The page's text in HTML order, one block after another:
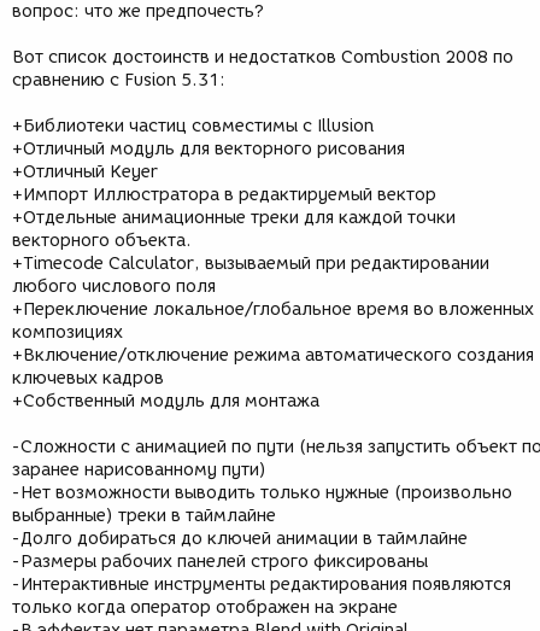
вопрос: что же предпочесть?
Вот список достоинств и недостатков Combustion 2008 по
сравнению с Fusion 5.31:
+Библиотеки частиц совместимы с Illusion
+Отличный модуль для векторного рисования
+Отличный Keyer
+Импорт Иллюстратора в редактируемый вектор
+Отдельные анимационные треки для каждой точки
векторного объекта.
+Timecode Calculator, вызываемый при редактировании
любого числового поля
+Переключение локальное/глобальное время во вложенных
композициях
+Включение/отключение режима автоматического создания
ключевых кадров
+Собственный модуль для монтажа
-Сложности с анимацией по пути (нельзя запустить объект
заранее нарисованному пути)
-Нет возможности выводить только нужные (произвольно
выбранные) треки в таймлайне
-Долго добираться до ключей анимации в таймлайне
-Размеры рабочих панелей строго фиксированы
-Интерактивные инструменты редактирования появляются
только когда оператор отображен на экране